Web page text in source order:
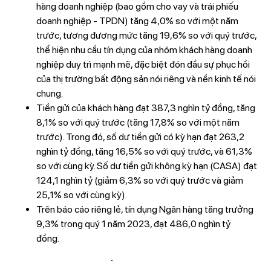
hàng doanh nghiệp (bao gồm cho vay và trái phiếu
doanh nghiệp - TPDN) tăng 4,0% so với một năm
trước, tương đương mức tăng 19,6% so với quý trước,
thể hiện nhu cầu tín dụng của nhóm khách hàng doanh
nghiệp duy trì mạnh mẽ, đặc biệt đón đầu sự phục hồi
của thị trường bất động sản nói riêng và nền kinh tế nói
chung.
Tiền gửi của khách hàng đạt 387,3 nghìn tỷ đồng, tăng
8,1% so với quý trước (tăng 17,8% so với một năm
trước). Trong đó, số dư tiền gửi có kỳ hạn đạt 263,2
nghìn tỷ đồng, tăng 16,5% so với quý trước, và 61,3%
so với cùng kỳ. Số dư tiền gửi không kỳ hạn (CASA) đạt
124,1 nghìn tỷ (giảm 6,3% so với quý trước và giảm
25,1% so với cùng kỳ).
Trên báo cáo riêng lẻ, tín dụng Ngân hàng tăng trưởng
9,3% trong quý 1 năm 2023, đạt 486,0 nghìn tỷ
đồng.